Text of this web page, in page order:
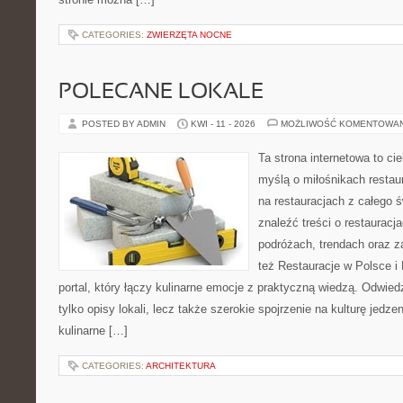
CATEGORIES: ZWIERZĘTA NOCNE
POLECANE LOKALE
POSTED BY ADMIN KWI - 11 - 2026 MOŻLIWOŚĆ
Ta strona internetowa to
myślą o miłośnikach
na restauracjach z całego
znaleźć treści o
podróżach, trendach oraz
też Restauracje w Polsce i
portal, który łączy kulinarne emocje z praktyczną wiedzą.
tylko opisy lokali, lecz także szerokie spojrzenie na kulturę
kulinarne […]
CATEGORIES: ARCHITEKTURA